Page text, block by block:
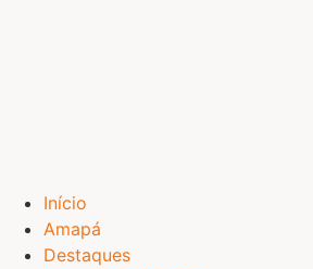
Início
Amapá
Destaques